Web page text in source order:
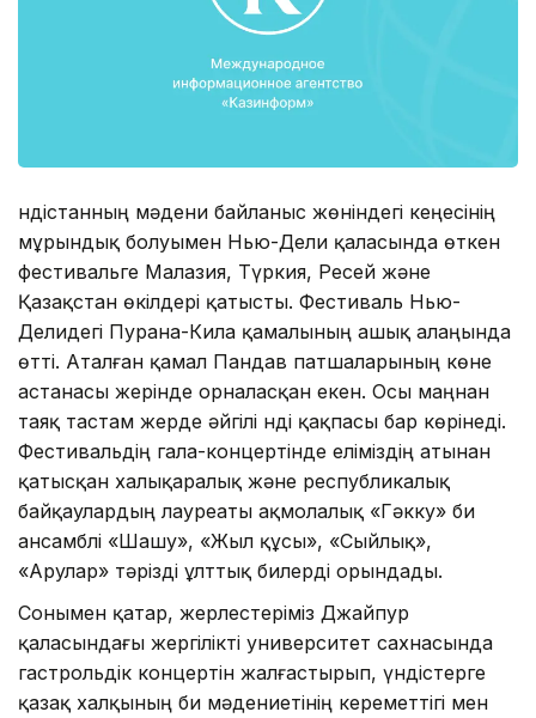
Үндістанның мәдени байланыс жөніндегі кеңесінің
мұрындық болуымен Нью-Дели қаласында өткен
фестивальге Малазия, Түркия, Ресей және
Қазақстан өкілдері қатысты. Фестиваль Нью-
Делидегі Пурана-Кила қамалының ашық алаңында
өтті. Аталған қамал Пандав патшаларының көне
астанасы жерінде орналасқан екен. Осы маңнан
таяқ тастам жерде әйгілі Үнді қақпасы бар көрінеді.
Фестивальдің гала-концертінде еліміздің атынан
қатысқан халықаралық және республикалық
байқаулардың лауреаты ақмолалық «Гәкку» би
ансамблі «Шашу», «Жыл құсы», «Сыйлық»,
«Арулар» тәрізді ұлттық билерді орындады.
Сонымен қатар, жерлестеріміз Джайпур
қаласындағы жергілікті университет сахнасында
гастрольдік концертін жалғастырып, үндістерге
қазақ халқының би мәдениетінің кереметтігі мен